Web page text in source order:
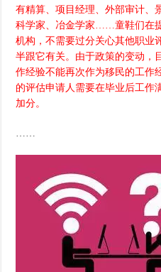
有精算、项目经理、外部审计、
科学家、冶金学家……童鞋们在
机构，不需要过分关心其他职业
半跟它有关。由于政策的变动，
作经验不能再次作为移民的工作
的评估申请人需要在毕业后工作
加分。